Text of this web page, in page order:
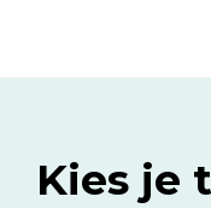
Kies je